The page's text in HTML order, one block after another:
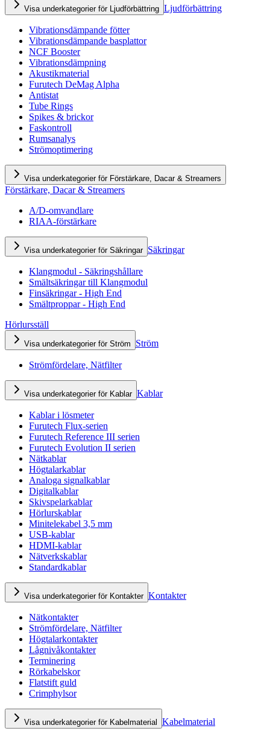
Visa underkategorier för Ljudförbättring Ljudförbättring
Vibrationsdämpande fötter
Vibrationsdämpande basplattor
NCF Booster
Vibrationsdämpning
Akustikmaterial
Furutech DeMag Alpha
Antistat
Tube Rings
Spikes & brickor
Faskontroll
Rumsanalys
Strömoptimering
Visa underkategorier för Förstärkare, Dacar & Streamers
Förstärkare, Dacar & Streamers
A/D-omvandlare
RIAA-förstärkare
Visa underkategorier för Säkringar Säkringar
Klangmodul - Säkringshållare
Smältsäkringar till Klangmodul
Finsäkringar - High End
Smältproppar - High End
Hörlursställ
Visa underkategorier för Ström Ström
Strömfördelare, Nätfilter
Visa underkategorier för Kablar Kablar
Kablar i lösmeter
Furutech Flux-serien
Furutech Reference III serien
Furutech Evolution II serien
Nätkablar
Högtalarkablar
Analoga signalkablar
Digitalkablar
Skivspelarkablar
Hörlurskablar
Minitelekabel 3,5 mm
USB-kablar
HDMI-kablar
Nätverkskablar
Standardkablar
Visa underkategorier för Kontakter Kontakter
Nätkontakter
Strömfördelare, Nätfilter
Högtalarkontakter
Lågnivåkontakter
Terminering
Rörkabelskor
Flatstift guld
Crimphylsor
Visa underkategorier för Kabelmaterial Kabelmaterial